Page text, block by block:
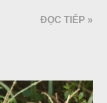
hẳn. Hoa nhỏ màu
8. (Hình dưới).
ĐỌC TIẾP »